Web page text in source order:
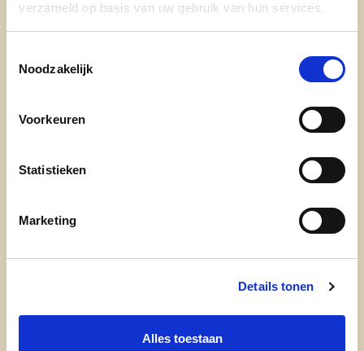
verzameld op basis van uw gebruik van hun services.
Noodzakelijk
Voorkeuren
Statistieken
Marketing
Details tonen
Alles toestaan
doe mee
evp-basisprogramma